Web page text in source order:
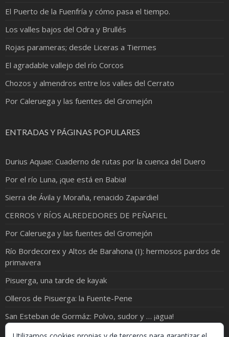
El Puerto de la Fuenfría y cómo pasa el tiempo.
Los valles bajos del Odra y Brullés
Rojas parameras; desde Liceras a Tiermes
El agradable vallejo del río Corcos
Chozos y almendros entre los valles del Cerrato
Por Caleruega y las fuentes del Gromejón
ENTRADAS Y PÁGINAS POPULARES
Durius Aquae: Cuaderno de rutas por la cuenca del Duero
Por el río Luna, ¡que está en Babia!
Sierra de Ávila y Moraña, renacido Zapardiel
CERROS Y RÍOS ALREDEDORES DE PEÑAFIEL
Por Caleruega y las fuentes del Gromejón
Río Bordecorex y Altos de Barahona (I): hermosos pardos de
primavera
Pisuerga, una tarde de kayak
Olleros de Pisuerga: la Fuente-Pene
San Esteban de Gormáz: Polvo, sudor y … ¡agua!
Entre Duratón y Duruelo: un valle de Románico